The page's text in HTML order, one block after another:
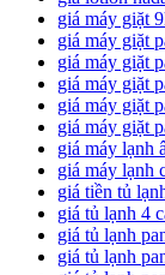
giá máy giặt
giá máy giặt
giá máy giặt
giá máy giặt
giá máy giặt
giá máy giặt
giá máy lạnh
giá máy lạnh
giá tiền tủ
giá tủ lạnh 4
giá tủ lạnh
giá tủ lạnh